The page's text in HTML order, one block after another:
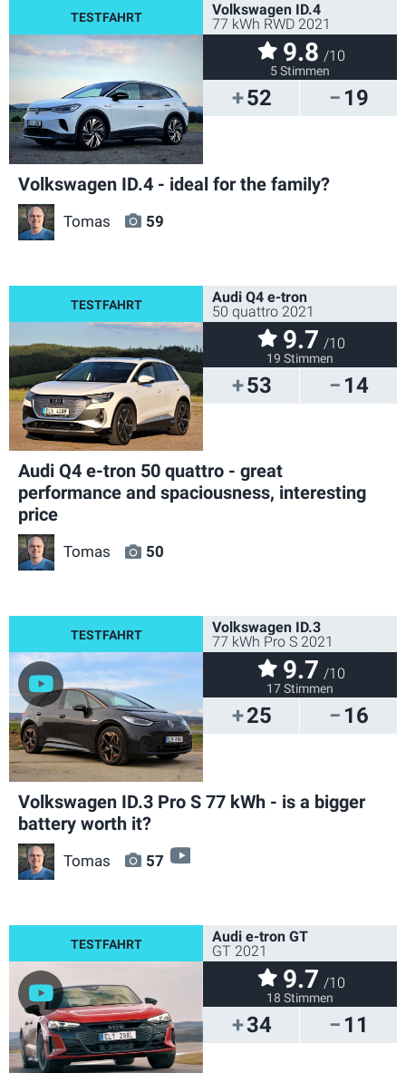
52 19
Volkswagen ID.4
77 kWh RWD 2021
9.8 /10
5 Stimmen
Volkswagen ID.4 - ideal for the family?
Tomas 59
53 14
Audi Q4 e-tron
50 quattro 2021
9.7 /10
19 Stimmen
Audi Q4 e-tron 50 quattro - great
performance and spaciousness, interesting
price
Tomas 50
25 16
Volkswagen ID.3
77 kWh Pro S 2021
9.7 /10
17 Stimmen
Volkswagen ID.3 Pro S 77 kWh - is a bigger
battery worth it?
Tomas 57
34 11
Audi e-tron GT
GT 2021
9.7 /10
18 Stimmen